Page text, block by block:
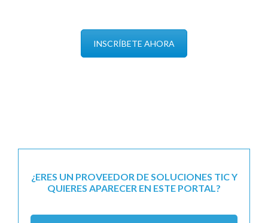
INSCRÍBETE AHORA
¿ERES UN PROVEEDOR DE SOLUCIONES TIC Y
QUIERES APARECER EN ESTE PORTAL?